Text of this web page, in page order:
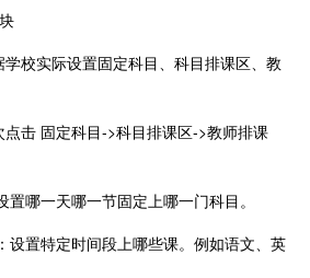
校实际设置固定科目、科目排课区、教
击 固定科目->科目排课区->教师排课
哪一天哪一节固定上哪一门科目。
置特定时间段上哪些课。例如语文、英